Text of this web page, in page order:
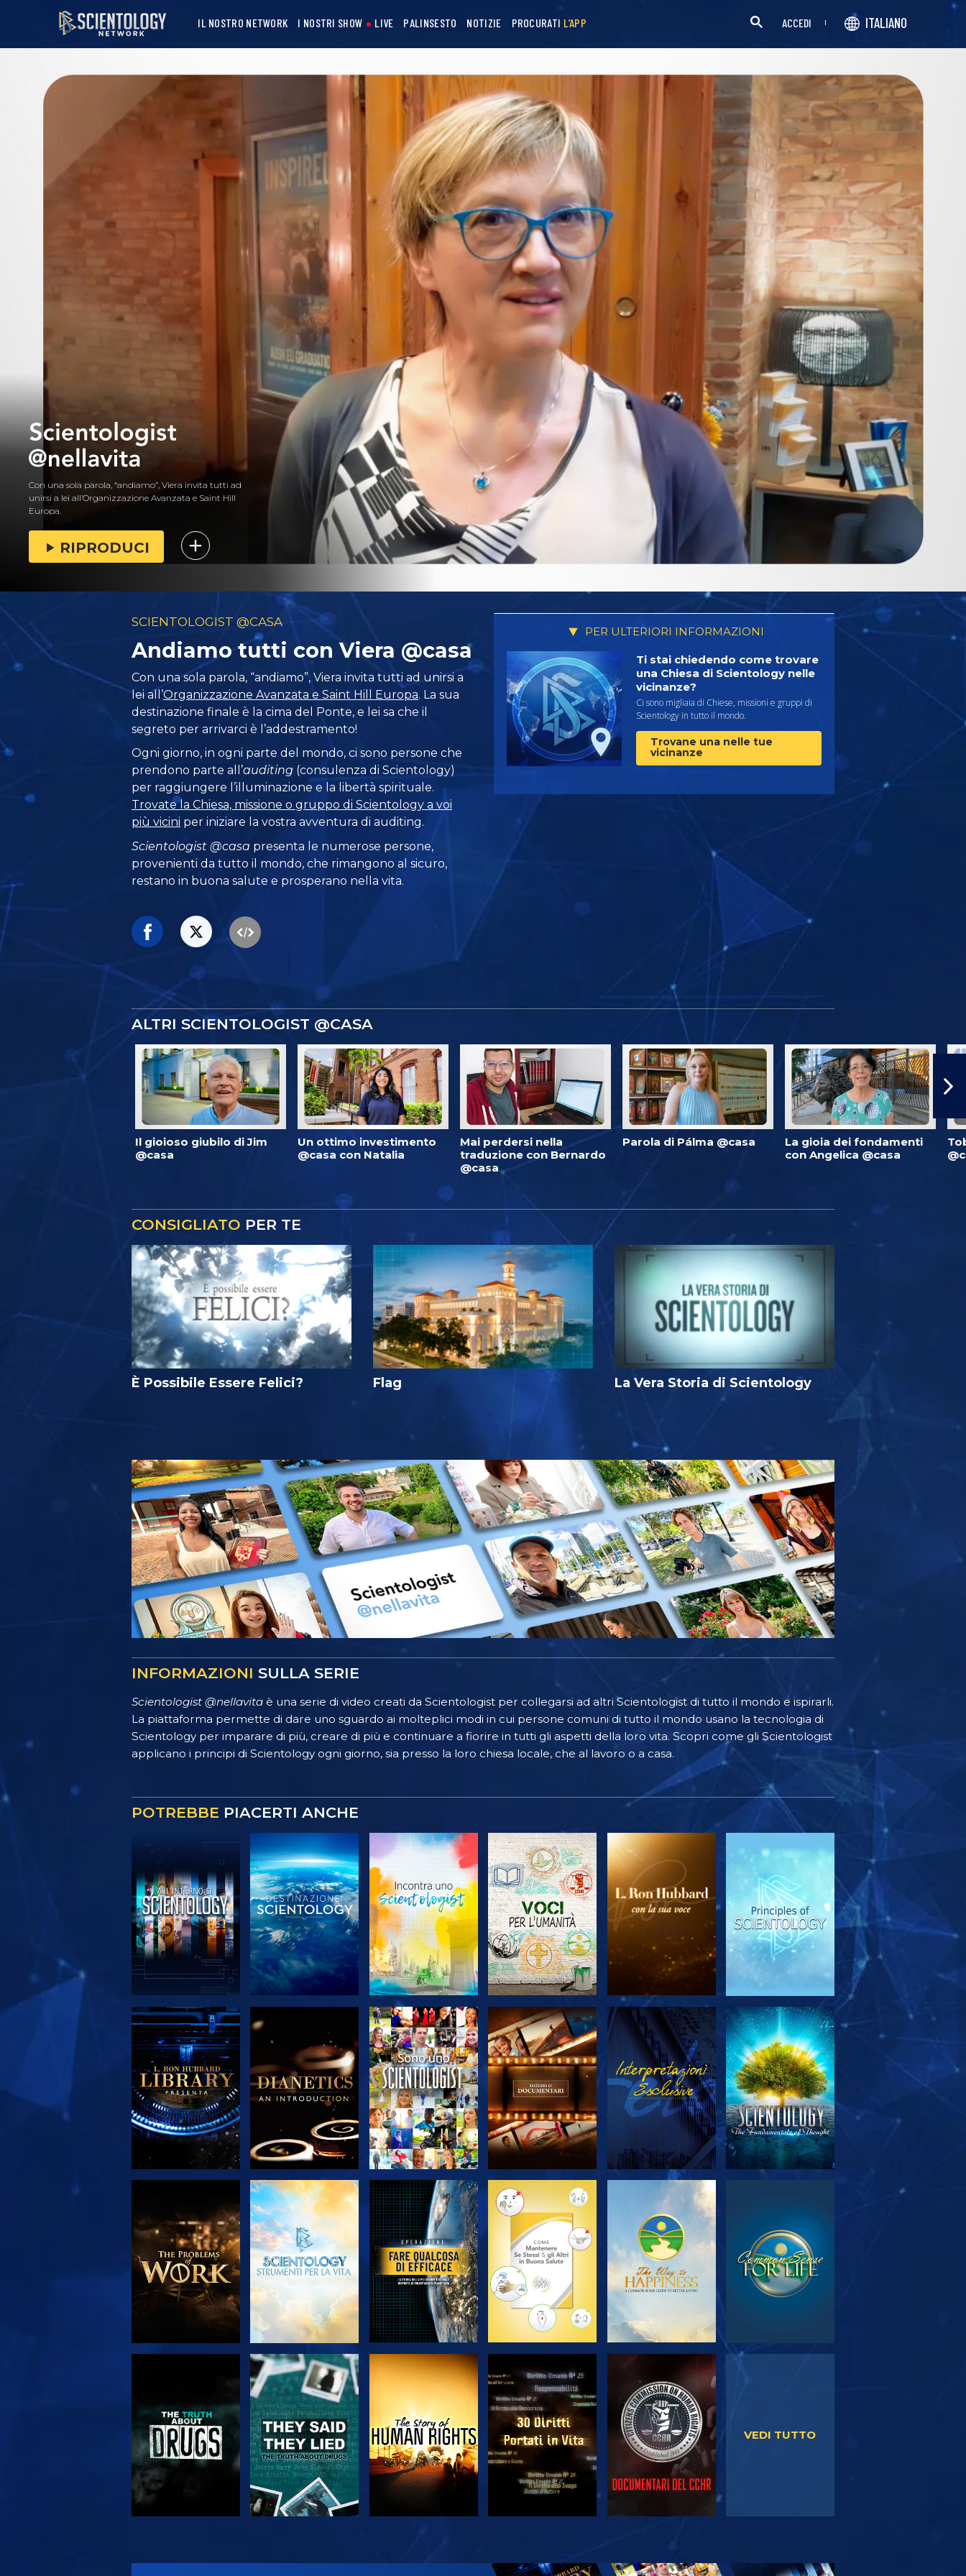
IL NOSTRO NETWORK I NOSTRI SHOW LIVE PALINSESTO NOTIZIE PROCURATI L’APP ACCEDI ITALIANO
Con una sola parola, “andiamo”, Viera invita tutti ad
unirsi a lei all’Organizzazione Avanzata e Saint Hill
Europa.
RIPRODUCI
SCIENTOLOGIST @CASA
Andiamo tutti con Viera @casa
Con una sola parola, “andiamo”, Viera invita tutti ad unirsi a
lei all’Organizzazione Avanzata e Saint Hill Europa. La sua
destinazione finale è la cima del Ponte, e lei sa che il
segreto per arrivarci è l’addestramento!
Ogni giorno, in ogni parte del mondo, ci sono persone che
prendono parte all’auditing (consulenza di Scientology)
per raggiungere l’illuminazione e la libertà spirituale.
Trovate la Chiesa, missione o gruppo di Scientology a voi
più vicini per iniziare la vostra avventura di auditing.
Scientologist @casa presenta le numerose persone,
provenienti da tutto il mondo, che rimangono al sicuro,
restano in buona salute e prosperano nella vita.
PER ULTERIORI INFORMAZIONI
Ti stai chiedendo come trovare
una Chiesa di Scientology nelle
vicinanze?
Ci sono migliaia di Chiese, missioni e gruppi di
Scientology in tutto il mondo.
Trovane una nelle tue
vicinanze
ALTRI SCIENTOLOGIST @CASA
Il gioioso giubilo di Jim
@casa
Un ottimo investimento
@casa con Natalia
Mai perdersi nella
traduzione con Bernardo
@casa
Parola di Pálma @casa
La gioia dei fondamenti
con Angelica @casa
CONSIGLIATO PER TE
È Possibile Essere Felici? Flag La Vera Storia di Scientology
INFORMAZIONI SULLA SERIE
Scientologist @nellavita è una serie di video creati da Scientologist per collegarsi ad altri Scientologist di tutto il mondo e ispirarli.
La piattaforma permette di dare uno sguardo ai molteplici modi in cui persone comuni di tutto il mondo usano la tecnologia di
Scientology per imparare di più, creare di più e continuare a fiorire in tutti gli aspetti della loro vita. Scopri come gli Scientologist
applicano i principi di Scientology ogni giorno, sia presso la loro chiesa locale, che al lavoro o a casa.
POTREBBE PIACERTI ANCHE
ESPLORA LE
SERIE
ESPLORA LE
SERIE
ESPLORA LE
SERIE
ESPLORA LE
SERIE
ESPLORA LE
SERIE
GUARDA
ESPLORA LE
SERIE
GUARDA
ESPLORA LE
SERIE
ESPLORA LE
SERIE
ESPLORA LE
SERIE
GUARDA GUARDA GUARDA GUARDA
GUARDA ESPLORA LE
VEDI TUTTO